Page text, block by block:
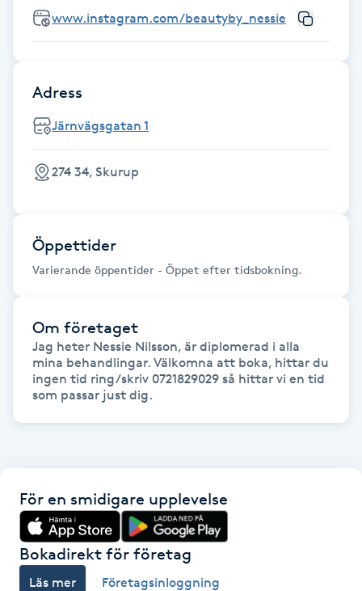
Hot Stone Massage
Hudföryngring
Huduppstramning
Hudvård
Hyaluronsyra
Hyperhidros
Hypnos
Hårborttagning
Hårvård
www.instagram.com/beautyby_nessie
Adress
Järnvägsgatan 1
274 34, Skurup
Öppettider
Varierande öppentider - Öppet efter tidsbokning.
Om företaget
Jag heter Nessie Nilsson, är diplomerad i alla
mina behandlingar. Välkomna att boka, hittar du
ingen tid ring/skriv 0721829029 så hittar vi en tid
som passar just dig.
För en smidigare upplevelse
Bokadirekt för företag
Läs mer Företagsinloggning